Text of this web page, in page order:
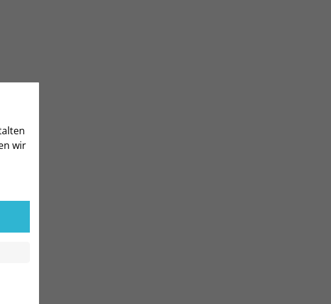
wir